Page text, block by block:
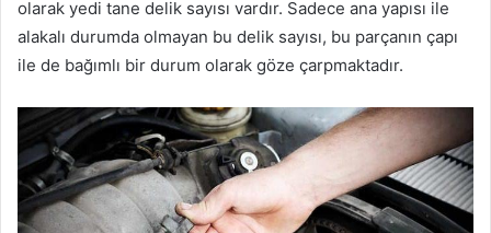
olarak yedi tane delik sayısı vardır. Sadece ana yapısı ile
alakalı durumda olmayan bu delik sayısı, bu parçanın çapı
ile de bağımlı bir durum olarak göze çarpmaktadır.